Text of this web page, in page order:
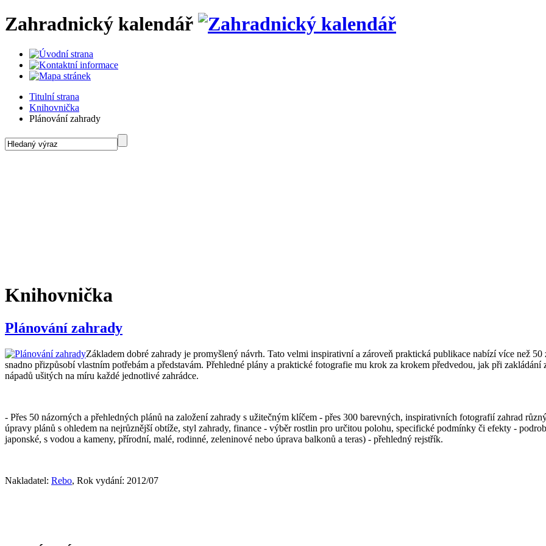
Zahradnický kalendář
Titulní strana
Knihovnička
Plánování zahrady
Knihovnička
Plánování zahrady
Základem dobré zahrady je promyšlený návrh. Tato velmi inspirativní a zároveň praktická publikace nabízí více než
snadno přizpůsobí vlastním potřebám a představám. Přehledné plány a praktické fotografie mu krok za krokem předvedou, jak při
nápadů ušitých na míru každé jednotlivé zahrádce.
- Přes 50 názorných a přehledných plánů na založení zahrady s užitečným klíčem - přes 300 barevných, inspirativních fotografií zahrad
úpravy plánů s ohledem na nejrůznější obtíže, styl zahrady, finance - výběr rostlin pro určitou polohu, specifické podmínky či efekty -
japonské, s vodou a kameny, přírodní, malé, rodinné, zeleninové nebo úprava balkonů a teras) - přehledný rejstřík.
Nakladatel: Rebo, Rok vydání: 2012/07